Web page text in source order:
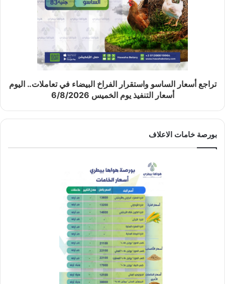
تراجع أسعار الساسو واستقرار الفراخ البيضاء في تعاملات.. اليوم
أسعار التنفيذ يوم الخميس 6/8/2026
بورصة خامات الاعلاف